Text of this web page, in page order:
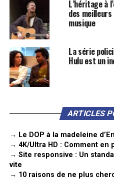
L’héritage à
des
musique
La série
Hulu est un
ARTICLES
→ Le DOP à la madeleine
→ 4K/Ultra HD : Comment en
→ Site responsive : Un
vite
→ 10 raisons de ne plus